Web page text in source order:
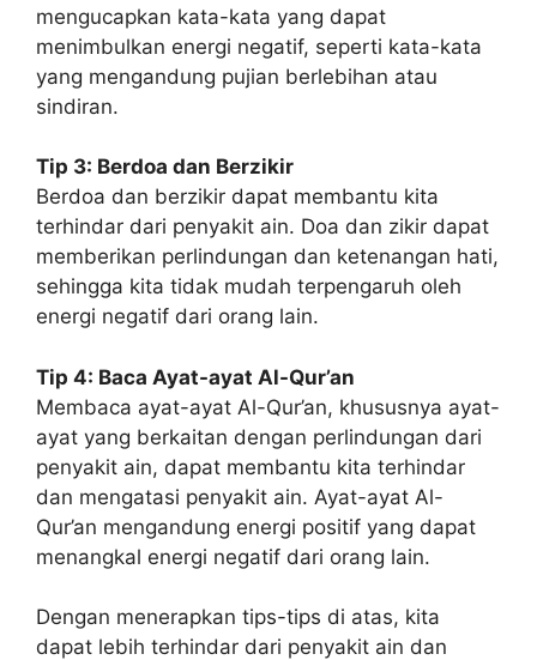
mengucapkan kata-kata yang dapat
menimbulkan energi negatif, seperti kata-kata
yang mengandung pujian berlebihan atau
sindiran.
Tip 3: Berdoa dan Berzikir
Berdoa dan berzikir dapat membantu kita
terhindar dari penyakit ain. Doa dan zikir dapat
memberikan perlindungan dan ketenangan hati,
sehingga kita tidak mudah terpengaruh oleh
energi negatif dari orang lain.
Tip 4: Baca Ayat-ayat Al-Qur’an
Membaca ayat-ayat Al-Qur’an, khususnya ayat-
ayat yang berkaitan dengan perlindungan dari
penyakit ain, dapat membantu kita terhindar
dan mengatasi penyakit ain. Ayat-ayat Al-
Qur’an mengandung energi positif yang dapat
menangkal energi negatif dari orang lain.
Dengan menerapkan tips-tips di atas, kita
dapat lebih terhindar dari penyakit ain dan